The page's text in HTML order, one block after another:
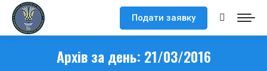
Подати заявку Search:
Архів за день: 21/03/2016